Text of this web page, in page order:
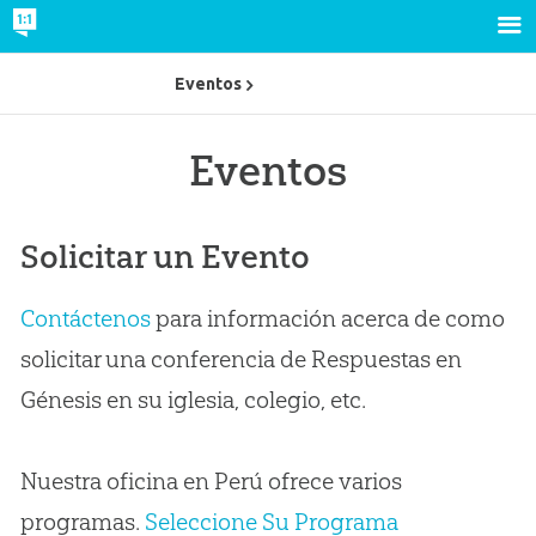
Eventos
Solicitar un Evento
Contáctenospara información acerca de como
solicitar una conferencia de Respuestas en
Génesis en su iglesia, colegio, etc.
Nuestra oficina en Perú ofrece varios
programas. Seleccione Su Programa
Eventos